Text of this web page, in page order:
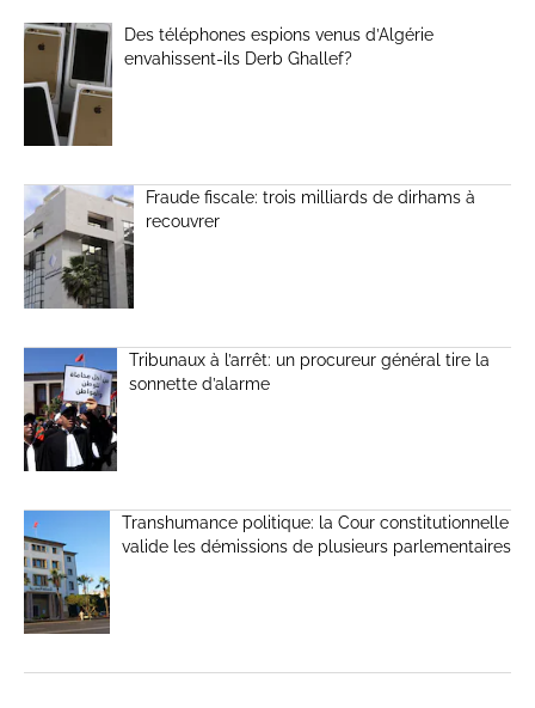
Des téléphones espions venus d’Algérie
envahissent-ils Derb Ghallef?
Fraude fiscale: trois milliards de dirhams à
recouvrer
Tribunaux à l’arrêt: un procureur général tire la
sonnette d’alarme
Transhumance politique: la Cour constitutionnelle
valide les démissions de plusieurs parlementaires